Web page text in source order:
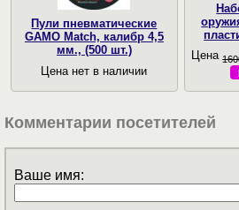
Пули пневматические
GAMO Match, калибр 4,5
мм., (500 шт.)
Цена нет в наличии
Цена
Комментарии посетителей
Ваше имя: